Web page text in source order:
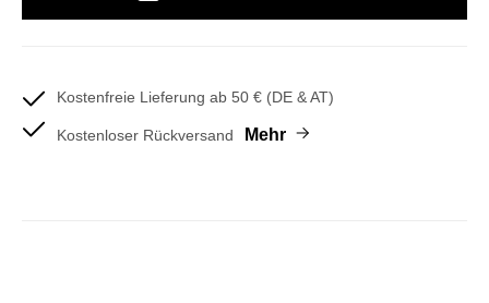
Kostenfreie Lieferung ab 50 € (DE & AT)
Kostenloser Rückversand Mehr